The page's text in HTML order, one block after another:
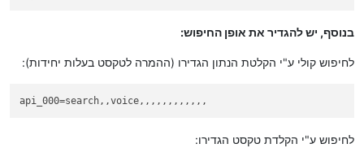
בנוסף, יש להגדיר את אופן החיפוש:
לחיפוש קולי ע"י הקלטת הנתון הגדירו (ההמרה לטקסט בעלות יחידות):
api_000=search,,voice,,,,,,,,,,,,
לחיפוש ע"י הקלדת טקסט הגדירו: